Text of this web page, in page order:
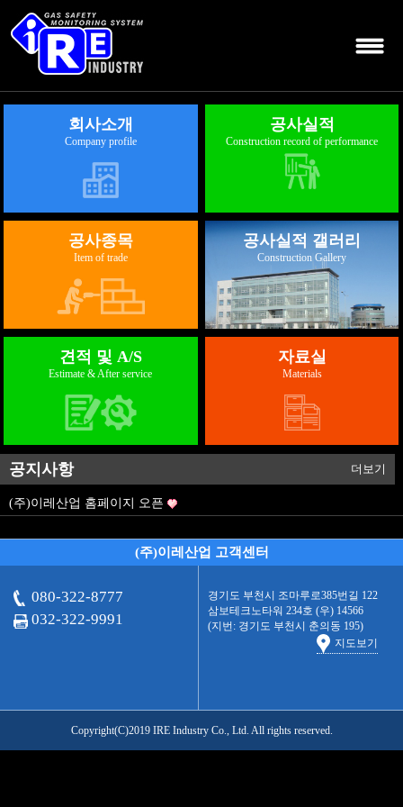
회사소개
Company profile
공사실적
Construction record of performance
공사종목
Item of trade
공사실적 갤러리
Construction Gallery
견적 및 A/S
Estimate & After service
자료실
Materials
공지사항 더보기
(주)이레산업 홈페이지 오픈
(주)이레산업 고객센터
080-322-8777
032-322-9991
경기도 부천시 조마루로385번길 122
삼보테크노타워 234호 (우) 14566
(지번: 경기도 부천시 춘의동 195)
지도보기
Copyright(C)2019 IRE Industry Co., Ltd. All rights reserved.